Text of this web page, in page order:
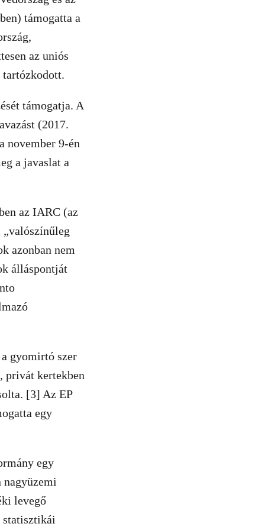
támogatta a
az uniós
támogatja. A
(2017.
november 9-én
a javaslat a
az IARC (az
azonban nem
álláspontját
gyomirtó szer
privát kertekben
[3] Az EP
egy
egy
levegő
statisztikái